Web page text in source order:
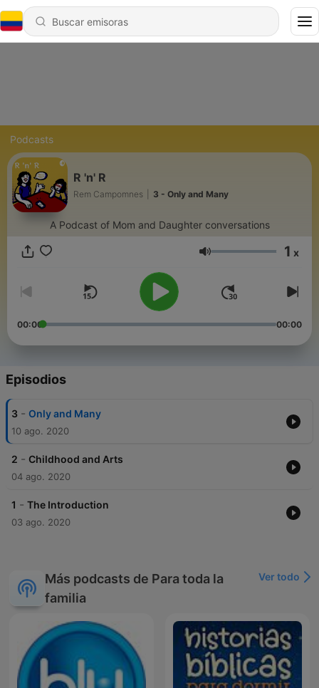
Podcasts
R 'n' R
Rem Campomnes 3 - Only and Many
A Podcast of Mom and Daughter conversations
Volumen 1 x
00:00 00:00
Episodios
3 - Only and Many
10 ago. 2020
2 - Childhood and Arts
04 ago. 2020
1 - The Introduction
03 ago. 2020
Más podcasts de Para toda la
familia
Ver todo